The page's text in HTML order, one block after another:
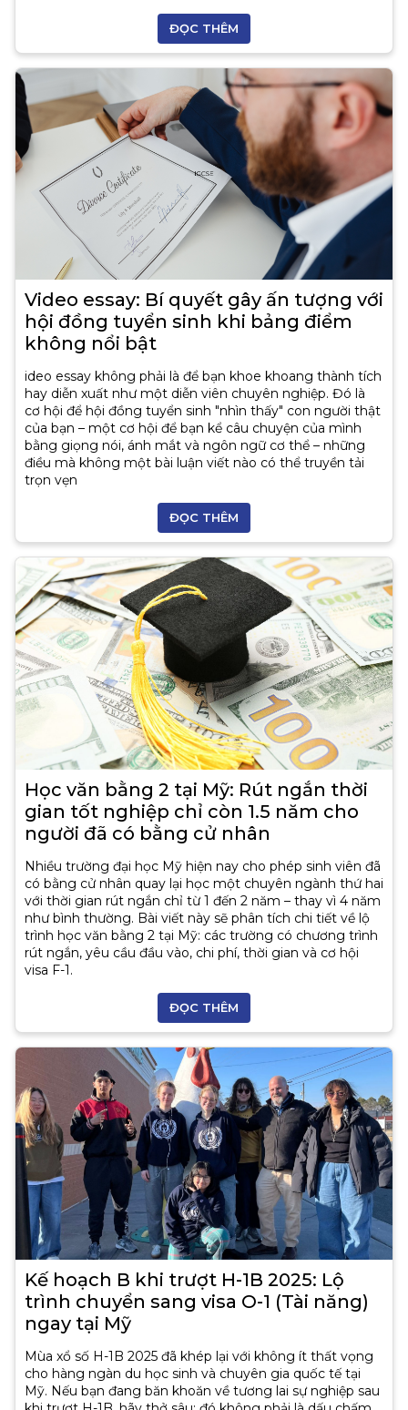
ĐỌC THÊM
Video essay: Bí quyết gây ấn tượng với
hội đồng tuyển sinh khi bảng điểm
không nổi bật
ideo essay không phải là để bạn khoe khoang thành tích
hay diễn xuất như một diễn viên chuyên nghiệp. Đó là
cơ hội để hội đồng tuyển sinh "nhìn thấy" con người thật
của bạn – một cơ hội để bạn kể câu chuyện của mình
bằng giọng nói, ánh mắt và ngôn ngữ cơ thể – những
điều mà không một bài luận viết nào có thể truyền tải
trọn vẹn
ĐỌC THÊM
Học văn bằng 2 tại Mỹ: Rút ngắn thời
gian tốt nghiệp chỉ còn 1.5 năm cho
người đã có bằng cử nhân
Nhiều trường đại học Mỹ hiện nay cho phép sinh viên đã
có bằng cử nhân quay lại học một chuyên ngành thứ hai
với thời gian rút ngắn chỉ từ 1 đến 2 năm – thay vì 4 năm
như bình thường. Bài viết này sẽ phân tích chi tiết về lộ
trình học văn bằng 2 tại Mỹ: các trường có chương trình
rút ngắn, yêu cầu đầu vào, chi phí, thời gian và cơ hội
visa F-1.
ĐỌC THÊM
Kế hoạch B khi trượt H-1B 2025: Lộ
trình chuyển sang visa O-1 (Tài năng)
ngay tại Mỹ
Mùa xổ số H-1B 2025 đã khép lại với không ít thất vọng
cho hàng ngàn du học sinh và chuyên gia quốc tế tại
Mỹ. Nếu bạn đang băn khoăn về tương lai sự nghiệp sau